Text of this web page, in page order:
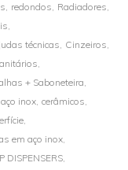
redondos, Radiadores,
técnicas, Cinzeiros,
+ Saboneteira,
inox, cerâmicos,
em aço inox,
DISPENSERS,